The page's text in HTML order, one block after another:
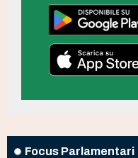
Focus Parlamentari